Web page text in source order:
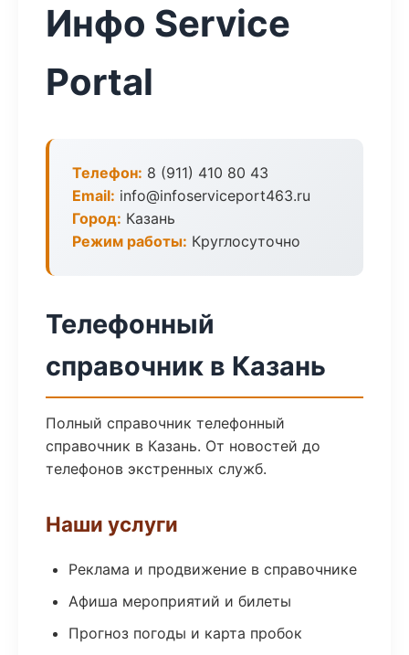
Инфо Service
Portal
Телефон: 8 (911) 410 80 43
Email: info@infoserviceport463.ru
Город: Казань
Режим работы: Круглосуточно
Телефонный
справочник в Казань
Полный справочник телефонный
справочник в Казань. От новостей до
телефонов экстренных служб.
Наши услуги
Реклама и продвижение в справочнике
Афиша мероприятий и билеты
Прогноз погоды и карта пробок